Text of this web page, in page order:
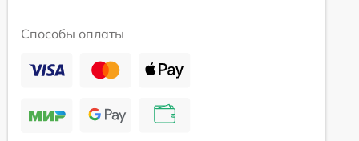
Способы оплаты